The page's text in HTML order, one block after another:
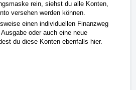
rein, siehst du alle Konten,
versehen werden können.
einen individuellen Finanzweg
oder auch eine neue
du diese Konten ebenfalls hier.